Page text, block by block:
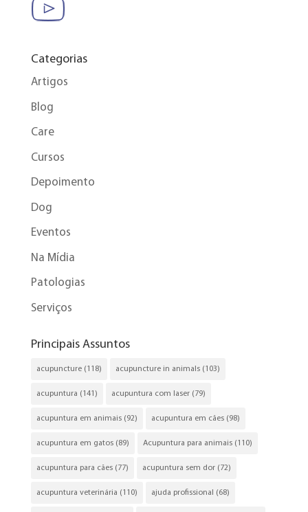
Categorias
Artigos
Blog
Care
Cursos
Depoimento
Dog
Eventos
Na Mídia
Patologias
Serviços
Principais Assuntos
acupuncture(118) acupuncture in animals(103)
acupuntura (141) acupuntura com laser(79)
acupuntura em animais(92) acupuntura em cães(98)
acupuntura em gatos(89) Acupuntura para animais(110)
acupuntura para cães(77) acupuntura sem dor(72)
acupuntura veterinária (110) ajuda profissional (68)